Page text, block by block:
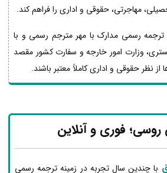
مهاجرتی، حقوقی و اداری را فراهم کند.
ترجمه رسمی مدارک با مهر مترجم رسمی و با
وزارت امور خارجه و سفارت کشور مقصد
نظر حقوقی و اداری کاملاً معتبر باشند.
فوری و آنلاین
با چندین سال تجربه در زمینه ترجمه رسمی